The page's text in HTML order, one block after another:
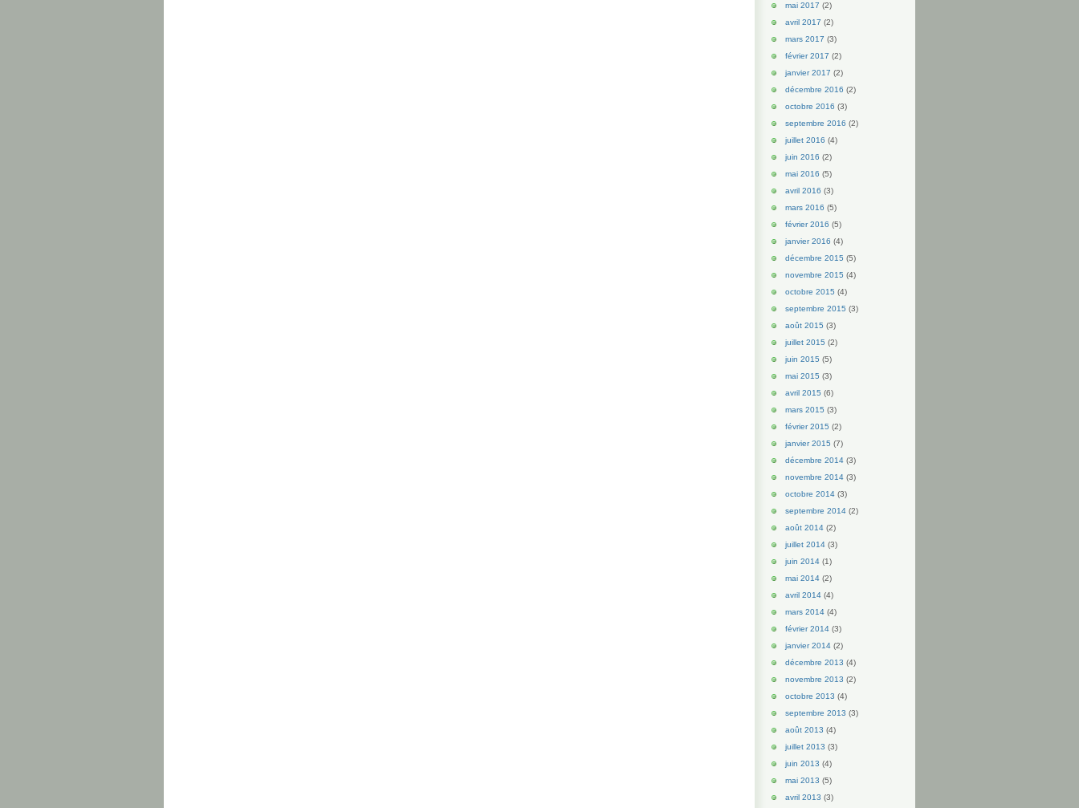
mai 2017 (2)
avril 2017 (2)
mars 2017 (3)
février 2017 (2)
janvier 2017 (2)
décembre 2016 (2)
octobre 2016 (3)
septembre 2016 (2)
juillet 2016 (4)
juin 2016 (2)
mai 2016 (5)
avril 2016 (3)
mars 2016 (5)
février 2016 (5)
janvier 2016 (4)
décembre 2015 (5)
novembre 2015 (4)
octobre 2015 (4)
septembre 2015 (3)
août 2015 (3)
juillet 2015 (2)
juin 2015 (5)
mai 2015 (3)
avril 2015 (6)
mars 2015 (3)
février 2015 (2)
janvier 2015 (7)
décembre 2014 (3)
novembre 2014 (3)
octobre 2014 (3)
septembre 2014 (2)
août 2014 (2)
juillet 2014 (3)
juin 2014 (1)
mai 2014 (2)
avril 2014 (4)
mars 2014 (4)
février 2014 (3)
janvier 2014 (2)
décembre 2013 (4)
novembre 2013 (2)
octobre 2013 (4)
septembre 2013 (3)
août 2013 (4)
juillet 2013 (3)
juin 2013 (4)
mai 2013 (5)
avril 2013 (3)